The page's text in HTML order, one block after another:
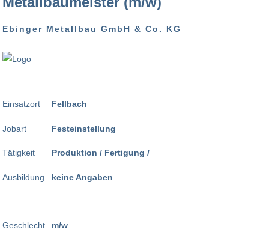
Ebinger Metallbau GmbH & Co. KG
Einsatzort
Jobart
Tätigkeit
Ausbildung
Geschlecht
Fellbach
Festeinstellung
Produktion / Fertigung /
keine Angaben
m/w